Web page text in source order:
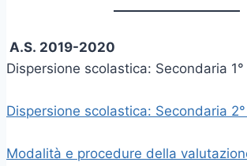
A.S. 2019-2020
Dispersione scolastica: Secondaria
Dispersione scolastica: Secondaria
Modalità e procedure della